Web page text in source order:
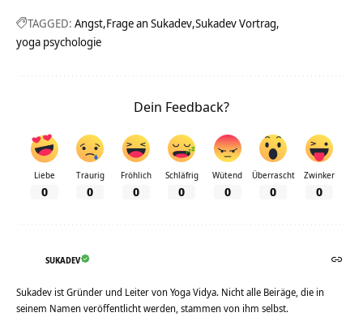
TAGGED: Angst Frage an Sukadev Sukadev Vortrag
yoga psychologie
Dein Feedback?
Liebe
0
Traurig
0
Fröhlich
0
Schläfrig
0
Wütend
0
Überrascht
0
Zwinker
0
SUKADEV
Sukadev ist Gründer und Leiter von Yoga Vidya. Nicht alle Beiräge, die in
seinem Namen veröffentlicht werden, stammen von ihm selbst.